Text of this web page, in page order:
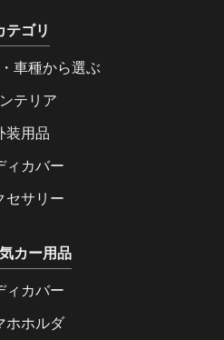
テゴリ
車種から選ぶ
テリア
装用品
ィカバー
セサリー
カー用品
ィカバー
ホホルダ